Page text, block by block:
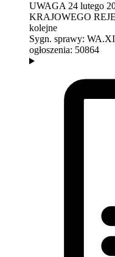
UWAGA 24 lutego
KRAJOWEGO
kolejne
Sygn. sprawy:
ogłoszenia: 50864